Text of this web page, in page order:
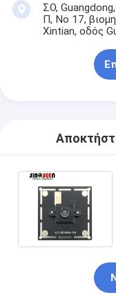
ΣΟ,
Π, Νο 17,
Xintian, οδός